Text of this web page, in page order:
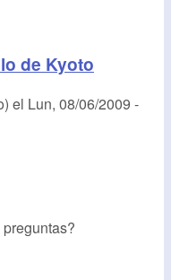
de Kyoto
el Lun, 08/06/2009 -